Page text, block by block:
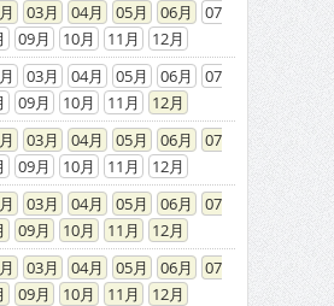
03 04 05 06
07
09 10 11
12
03 04 05 06
07
09 10 11
12
03 04 05 06
07
09 10 11
12
03 04 05 06
07
09 10 11
12
03 04 05 06
07
09 10 11
12